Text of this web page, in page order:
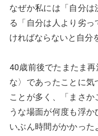
なぜか私には「自分
る「自分は人より劣
ければならないと自分
40歳前後でたまたま
な〉であったことに
ことが多く、「まさ
うな場面が何度も浮
いぶん時間がかかっ